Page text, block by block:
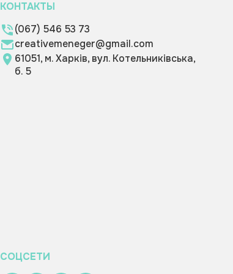
КОНТАКТЫ
(067) 546 53 73
creativemeneger@gmail.com
61051, м. Харків, вул. Котельниківська,
б. 5
СОЦСЕТИ